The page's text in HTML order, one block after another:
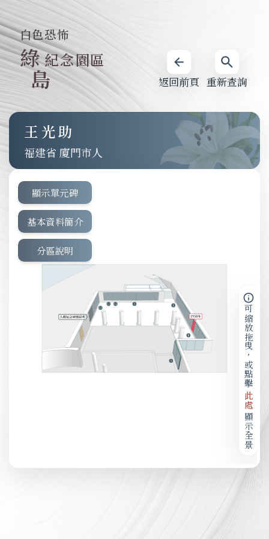
重新查詢
返回前頁
白色恐怖
綠
島
紀念園區
王光助
福建省 廈門市人
顯示單元碑
基本資料簡介
分區說明
可縮放拖曳，或點擊
此處
顯示全景